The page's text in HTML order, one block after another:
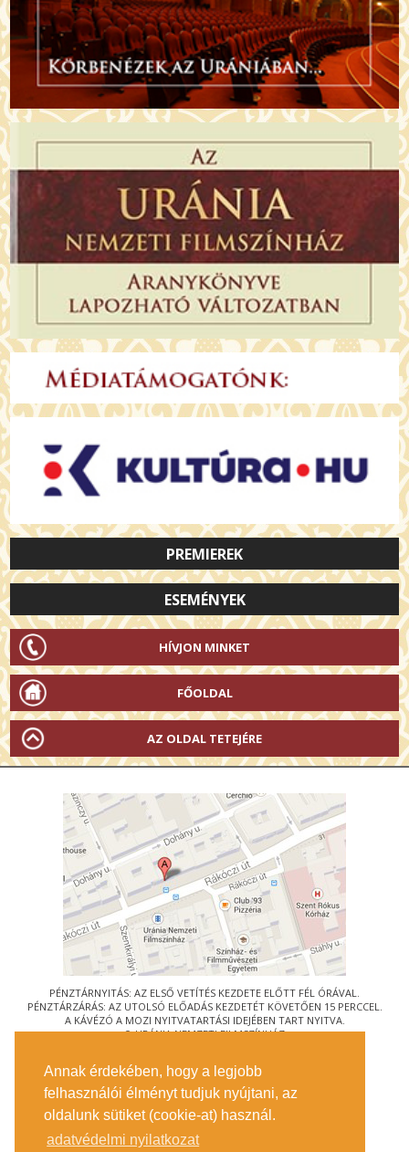
Annak érdekében, hogy a legjobb
felhasználói élményt tudjuk nyújtani, az
oldalunk sütiket (cookie-at) használ.
adatvédelmi nyilatkozat
PREMIEREK
ESEMÉNYEK
HÍVJON MINKET
FŐOLDAL
AZ OLDAL TETEJÉRE
PÉNZTÁRNYITÁS: AZ ELSŐ VETÍTÉS KEZDETE ELŐTT FÉL ÓRÁVAL.
PÉNZTÁRZÁRÁS: AZ UTOLSÓ ELŐADÁS KEZDETÉT KÖVETŐEN 15 PERCCEL.
A KÁVÉZÓ A MOZI NYITVATARTÁSI IDEJÉBEN TART NYITVA.
© URÁNIA NEMZETI FILMSZÍNHÁZ
1088 BUDAPEST, RÁKÓCZI ÚT 21.
MEGKÖZELÍTÉS
JEGYINFORMÁCIÓ
ÍRJON NEKÜNK!